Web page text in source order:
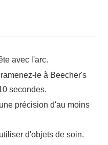
avec l'arc.
le à Beecher's
secondes.
précision d'au moins
d'objets de soin.